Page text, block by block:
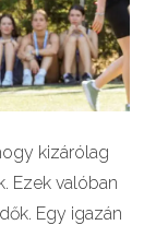
kizárólag
Ezek valóban
Egy igazán